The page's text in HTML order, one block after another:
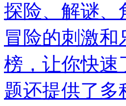
探险、解谜、
冒险的刺激
榜，让你快速
题还提供了多